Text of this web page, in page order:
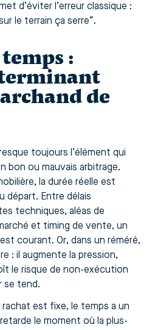
d’éviter l’erreur classique :
le terrain ça serre”.
:
de
toujours l’élément qui
bon ou mauvais arbitrage.
la durée réelle est
départ. Entre délais
techniques, aléas de
et timing de vente, un
courant. Or, dans un réméré,
: il augmente la pression,
le risque de non-exécution
se tend.
rachat est fixe, le temps a un
le moment où la plus-